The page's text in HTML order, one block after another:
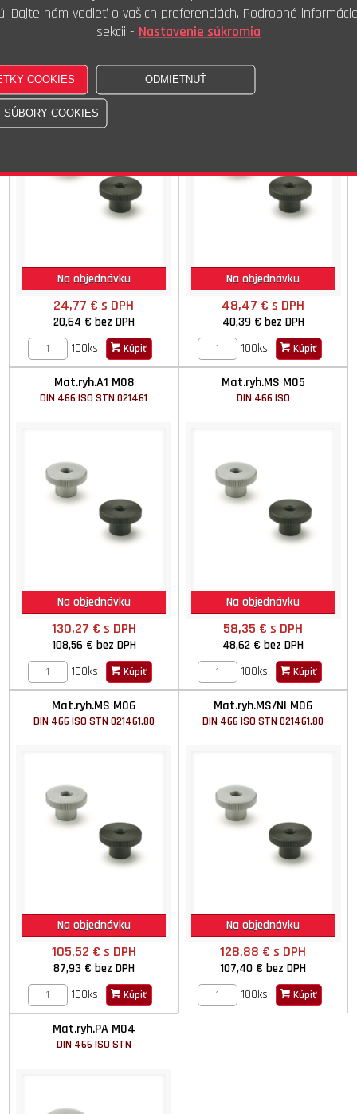
Kúpiť
100ks
DIN 466 CSN 021461.25
Na objednávku
24,77 €s DPH
20,64 € bez DPH
100ks
Kúpiť
Na objednávku
48,47 €s DPH
40,39 € bez DPH
100ks
Kúpiť
Mat.ryh.A1 M08
DIN 466 ISO STN 021461
Na objednávku
130,27 € s DPH
108,56 € bez DPH
100ks
Kúpiť
Mat.ryh.MS M05
DIN 466 ISO
Na objednávku
58,35 €s DPH
48,62 €bez DPH
100ks
Kúpiť
Mat.ryh.MS M06
DIN 466 ISO STN 021461.80
Na objednávku
105,52 € s DPH
87,93 € bez DPH
100ks
Kúpiť
Mat.ryh.MS/NI M06
DIN 466 ISO STN 021461.80
Na objednávku
128,88 €s DPH
107,40 €bez DPH
100ks
Kúpiť
Mat.ryh.PA M04
DIN 466 ISO STN
Dajte nám vedieť o vašich preferenciách. Podrobné
sekcii - Nastavenie súkromia